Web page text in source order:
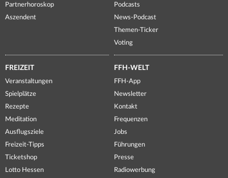
Partnerhoroskop
Aszendent
Podcasts
News-Podcast
Themen-Ticker
Voting
FREIZEIT
Veranstaltungen
Spielplätze
Rezepte
Meditation
Ausflugsziele
Freizeit-Tipps
Ticketshop
Lotto Hessen
FFH-WELT
FFH-App
Newsletter
Kontakt
Frequenzen
Jobs
Führungen
Presse
Radiowerbung